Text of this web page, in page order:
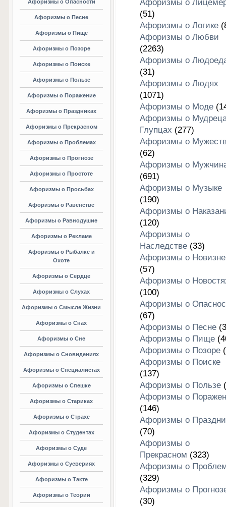
Афоризмы о Опасности
Афоризмы о Песне
Афоризмы о Пище
Афоризмы о Позоре
Афоризмы о Поиске
Афоризмы о Пользе
Афоризмы о Поражение
Афоризмы о Праздниках
Афоризмы о Прекрасном
Афоризмы о Проблемах
Афоризмы о Прогнозе
Афоризмы о Простоте
Афоризмы о Просьбах
Афоризмы о Равенстве
Афоризмы о Равнодушие
Афоризмы о Рекламе
Афоризмы о Рыбалке и
Охоте
Афоризмы о Сердце
Афоризмы о Слухах
Афоризмы о Смысле Жизни
Афоризмы о Снах
Афоризмы о Сне
Афоризмы о Сновидениях
Афоризмы о Специалистах
Афоризмы о Спешке
Афоризмы о Стариках
Афоризмы о Страхе
Афоризмы о Студентах
Афоризмы о Суде
Афоризмы о Суевериях
Афоризмы о Такте
Афоризмы о Теории
Афоризмы о
(51)
Афоризмы о Логике
Афоризмы о Любви
(2263)
Афоризмы о
(31)
Афоризмы о Людях
(1071)
Афоризмы о Моде
Афоризмы о
Глупцах (277)
Афоризмы о
(62)
Афоризмы о
(691)
Афоризмы о Музыке
(190)
Афоризмы о
(120)
Афоризмы о
Наследстве(33)
Афоризмы о Новизне
(57)
Афоризмы о
(100)
Афоризмы о
(67)
Афоризмы о Песне
Афоризмы о Пище
Афоризмы о Позоре
Афоризмы о Поиске
(137)
Афоризмы о Пользе
Афоризмы о
(146)
Афоризмы о
(70)
Афоризмы о
Прекрасном (323)
Афоризмы о
(329)
Афоризмы о
(30)